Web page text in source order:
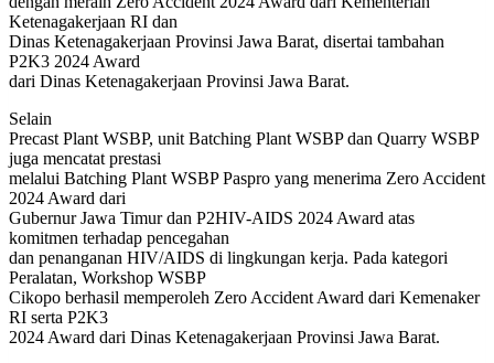
Ketenagakerjaan RI dan
Dinas Ketenagakerjaan Provinsi Jawa Barat, disertai tambahan
P2K3 2024 Award
dari Dinas Ketenagakerjaan Provinsi Jawa Barat.
Selain
Precast Plant WSBP, unit Batching Plant WSBP dan Quarry WSBP
juga mencatat prestasi
melalui Batching Plant WSBP Paspro yang menerima Zero Accident
2024 Award dari
Gubernur Jawa Timur dan P2HIV-AIDS 2024 Award atas
komitmen terhadap pencegahan
dan penanganan HIV/AIDS di lingkungan kerja. Pada kategori
Peralatan, Workshop WSBP
Cikopo berhasil memperoleh Zero Accident Award dari Kemenaker
RI serta P2K3
2024 Award dari Dinas Ketenagakerjaan Provinsi Jawa Barat.